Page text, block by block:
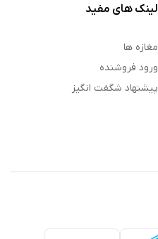
لینک های مفید
مغازه ها
ورود فروشنده
پیشنهاد شگفت انگیز